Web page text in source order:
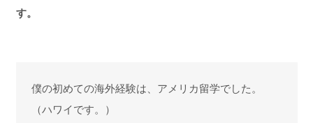
す。
僕の初めての海外経験は、アメリカ留学でした。
（ハワイです。）